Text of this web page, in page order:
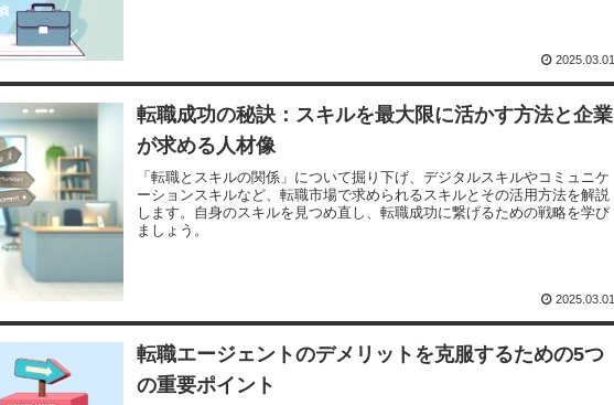
2025.03.01
転職成功の秘訣：スキルを最大限に活かす方法と企業
が求める人材像
「転職とスキルの関係」について掘り下げ、デジタルスキルやコミュニケ
ーションスキルなど、転職市場で求められるスキルとその活用方法を解説
します。自身のスキルを見つめ直し、転職成功に繋げるための戦略を学び
ましょう。
2025.03.01
転職エージェントのデメリットを克服するための5つ
の重要ポイント